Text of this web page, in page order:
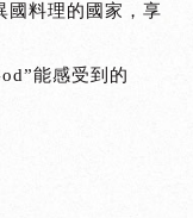
國料理的國家，享
能感受到的